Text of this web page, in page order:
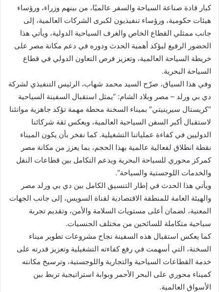
كبار قادة صناعة السياحة والسفر عالميًا، من بينهم وزراء، ورؤساء
هيئات حكومية، ورؤساء تنفيذيون لكبرى الشركات العالمية، إلى
جانب ممثلي القطاع الخاص والغرف السياحية الدولية، ويأتي هذا
الحضور الرفيع ليؤكد أهمية الحدث ودوره في دعم مكانة مصر على
خريطة السياحة العالمية، وتعزيز فرص التعاون الدولي في قطاع
السياحة البحرية.
وفي هذا السياق، صرّح السيد محمد شهاب، الرئيس التنفيذي لشركة
دي بي ورلد – مصر وبلاد الشام: “يمثل استقبال السفينة السياحية
“كريستال سيرينيتي” بميناء السخنة محطة مهمة تؤكد جاهزية موانئنا
لاستقبال أكبر السفن السياحية العالمية، ويعكس ثقة شركائنا
الدوليين في كفاءة عملياتنا التشغيلية. كما نفخر بأن يكون الميناء
نقطة انطلاق لفعالية عالمية بهذا الحجم، بما يعزز من مكانة مصر
كمركز محوري للسياحة البحرية ويدعم التكامل بين قطاعات النقل
والخدمات اللوجستية والسياحة”.
ويأتي هذا الحدث في إطار التنسيق الكامل بين دي بي ورلد مصر
والهيئة العامة للمنطقة الاقتصادية لقناة السويس، إلى جانب الجهات
المعنية، لضمان أعلى مستويات السلامة والأمن، وتقديم تجربة
سياحية متكاملة للسائحين من مختلف الجنسيات.
كما يعكس استقبال هذه السفينة نجاح مشروعات تطوير ميناء
السخنة، التي أسهمت في رفع كفاءته التشغيلية وتعزيز قدرته على
خدمة القطاعات السياحية والتجارية واللوجستية، وترسيخ مكانته
كميناء محوري على البحر الأحمر وبوابة استراتيجية تربط بين
الأسواق العالمية.